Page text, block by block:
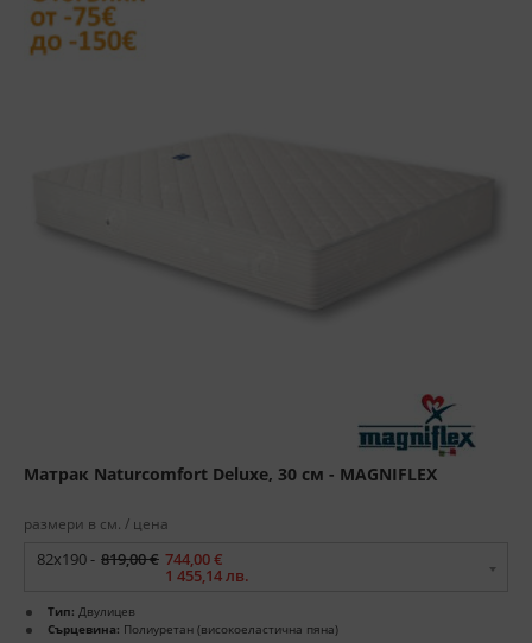
Матрак Naturcomfort Deluxe, 30 см - MAGNIFLEX
размери в см. / цена
82x190 - 819,00 € 744,00 €
1 455,14 лв.
Тип: Двулицев
Сърцевина: Полиуретан (високоеластична пяна)